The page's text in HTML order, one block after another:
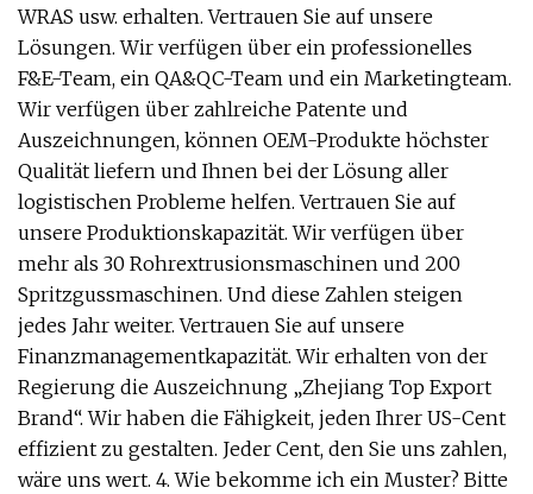
WRAS usw. erhalten. Vertrauen Sie auf unsere
Lösungen. Wir verfügen über ein professionelles
F&E-Team, ein QA&QC-Team und ein Marketingteam.
Wir verfügen über zahlreiche Patente und
Auszeichnungen, können OEM-Produkte höchster
Qualität liefern und Ihnen bei der Lösung aller
logistischen Probleme helfen. Vertrauen Sie auf
unsere Produktionskapazität. Wir verfügen über
mehr als 30 Rohrextrusionsmaschinen und 200
Spritzgussmaschinen. Und diese Zahlen steigen
jedes Jahr weiter. Vertrauen Sie auf unsere
Finanzmanagementkapazität. Wir erhalten von der
Regierung die Auszeichnung „Zhejiang Top Export
Brand“. Wir haben die Fähigkeit, jeden Ihrer US-Cent
effizient zu gestalten. Jeder Cent, den Sie uns zahlen,
wäre uns wert. 4. Wie bekomme ich ein Muster? Bitte